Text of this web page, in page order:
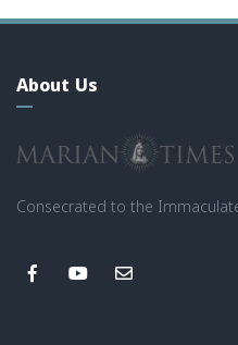
About Us
Consecrated to the